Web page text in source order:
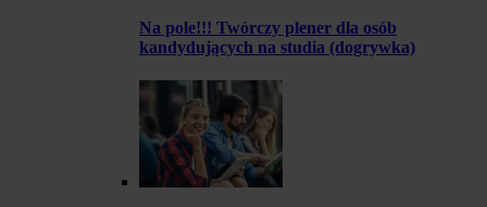
Na pole!!! Twórczy plener dla osób
kandydujących na studia (dogrywka)